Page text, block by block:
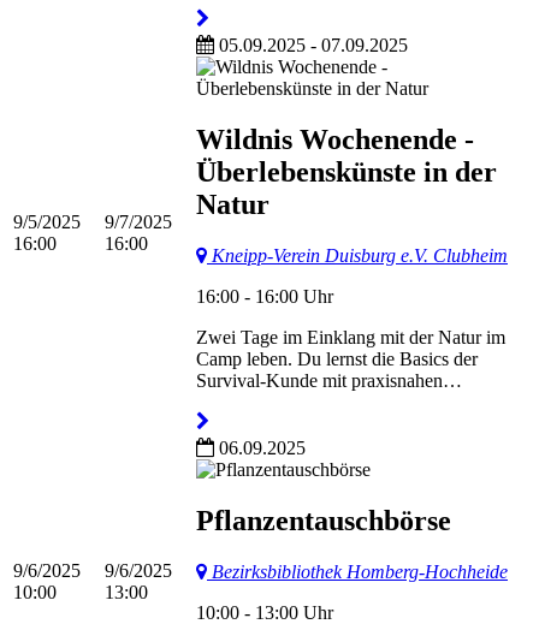
9/5/2025
16:00
9/7/2025
16:00
05.09.2025 - 07.09.2025
Wildnis Wochenende -
Überlebenskünste in der
Natur
Kneipp-Verein Duisburg e.V. Clubheim
16:00 - 16:00 Uhr
Zwei Tage im Einklang mit der Natur im
Camp leben. Du lernst die Basics der
Survival-Kunde mit praxisnahen…
9/6/2025
10:00
9/6/2025
13:00
06.09.2025
Pflanzentauschbörse
Bezirksbibliothek Homberg-Hochheide
10:00 - 13:00 Uhr